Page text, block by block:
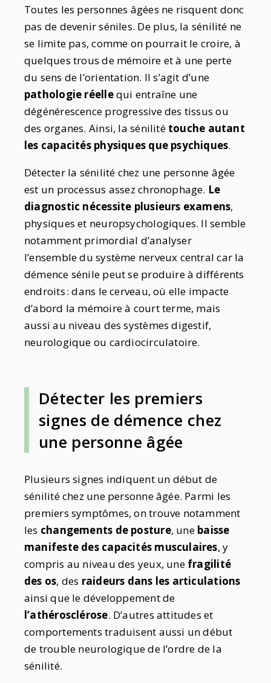
Toutes les personnes âgées ne risquent donc
pas de devenir séniles. De plus, la sénilité ne
se limite pas, comme on pourrait le croire, à
quelques trous de mémoire et à une perte
du sens de l’orientation. Il s’agit d’une
pathologie réellequi entraîne une
dégénérescence progressive des tissus ou
des organes. Ainsi, la sénilité touche autant
les capacités physiques que psychiques.
Détecter la sénilité chez une personne âgée
est un processus assez chronophage. Le
diagnostic nécessite plusieurs examens,
physiques et neuropsychologiques. Il semble
notamment primordial d’analyser
l’ensemble du système nerveux central car la
démence sénile peut se produire à différents
endroits : dans le cerveau, où elle impacte
d’abord la mémoire à court terme, mais
aussi au niveau des systèmes digestif,
neurologique ou cardiocirculatoire.
Détecter les premiers
signes de démence chez
une personne âgée
Plusieurs signes indiquent un début de
sénilité chez une personne âgée. Parmi les
premiers symptômes, on trouve notamment
les changements de posture, une baisse
manifeste des capacités musculaires, y
compris au niveau des yeux, une fragilité
des os, des raideurs dans les articulations
ainsi que le développement de
l’athérosclérose. D’autres attitudes et
comportements traduisent aussi un début
de trouble neurologique de l’ordre de la
sénilité.